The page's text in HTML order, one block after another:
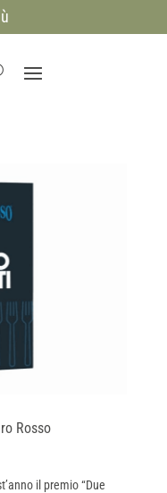
Rosso
il premio “Due